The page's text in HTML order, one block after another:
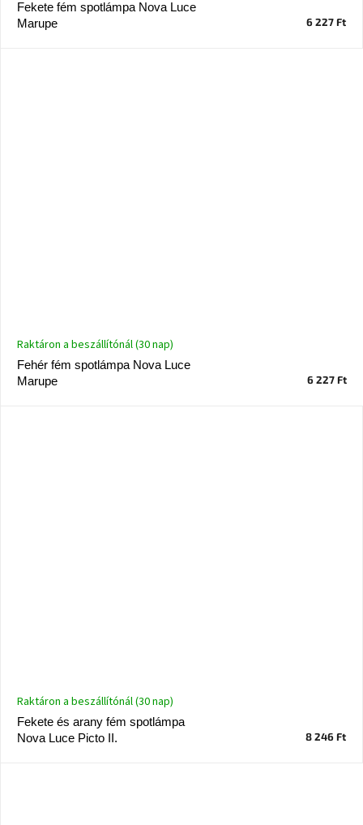
Fekete fém spotlámpa Nova Luce
Marupe
6 227 Ft
Fehér fém spotlámpa Nova Luce
Marupe
Raktáron a beszállítónál (30 nap)
6 227 Ft
Fekete és arany fém spotlámpa
Nova Luce Picto II.
Raktáron a beszállítónál (30 nap)
8 246 Ft